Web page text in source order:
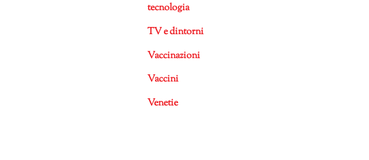
tecnologia
TV e dintorni
Vaccinazioni
Vaccini
Venetie